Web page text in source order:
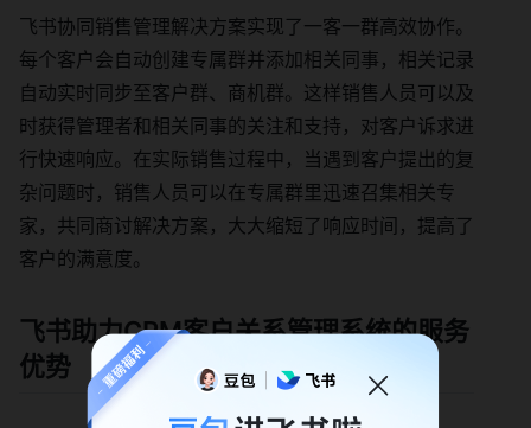
飞书协同销售管理解决方案实现了一客一群高效协作。
每个客户会自动创建专属群并添加相关同事，相关记录
自动实时同步至客户群、商机群。这样销售人员可以及
时获得管理者和相关同事的关注和支持，对客户诉求进
行快速响应。在实际销售过程中，当遇到客户提出的复
杂问题时，销售人员可以在专属群里迅速召集相关专
家，共同商讨解决方案，大大缩短了响应时间，提高了
客户的满意度。
飞书助力CRM客户关系管理系统的服务
优势